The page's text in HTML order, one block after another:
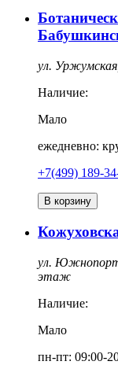
ул.
Наличие:
Мало
ежедневно:
+7(499) 189-
В корзину
ул.
этаж
Наличие:
Мало
пн-пт: 09:00-